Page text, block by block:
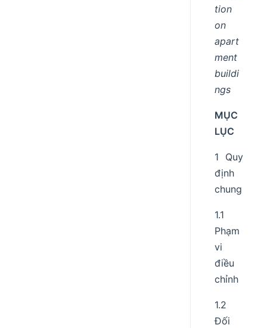
tion
on
apart
ment
buildi
ngs
MỤC
LỤC
1 Quy
định
chung
1.1
Phạm
vi
điều
chỉnh
1.2
Đối